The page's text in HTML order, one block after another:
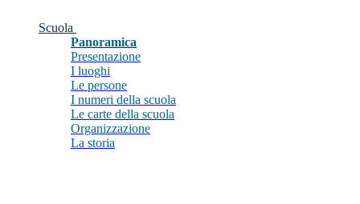
Scuola
Panoramica
Presentazione
I luoghi
Le persone
I numeri della scuola
Le carte della scuola
Organizzazione
La storia